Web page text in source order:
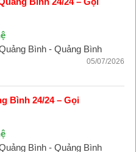
Bình - Quảng Bình
05/07/2026
Bình 24/24 – Gọi
Bình - Quảng Bình